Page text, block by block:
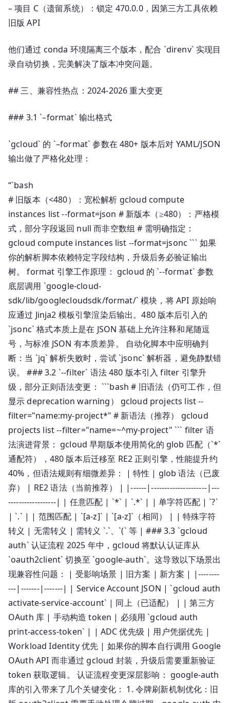
– 项目 C（遗留系统）：锁定 470.0.0，因第三方工具依赖
旧版 API
他们通过 conda 环境隔离三个版本，配合 `direnv` 实现目
录自动切换，完美解决了版本冲突问题。
## 三、兼容性热点：2024-2026 重大变更
### 3.1 `–format` 输出格式
`gcloud` 的 `–format` 参数在 480+ 版本后对 YAML/JSON
输出做了严格化处理：
“`bash
# 旧版本（<480）：宽松解析 gcloud compute
instances list --format=json # 新版本（≥480）：严格模
式，部分字段返回 null 而非空数组 # 需明确指定：
gcloud compute instances list --format=jsonc ``` 如果
你的解析脚本依赖特定字段结构，升级后务必验证输出
树。 format 引擎工作原理： gcloud 的 `--format` 参数
底层调用 `google-cloud-
sdk/lib/googlecloudsdk/format/` 模块，将 API 原始响
应通过 Jinja2 模板引擎渲染后输出。480 版本后引入的
`jsonc` 格式本质上是在 JSON 基础上允许注释和尾随逗
号，与标准 JSON 有本质差异。 自动化脚本中应明确判
断：当 `jq` 解析失败时，尝试 `jsonc` 解析器，避免静默错
误。 ### 3.2 `--filter` 语法 480 版本引入 filter 引擎升
级，部分正则语法变更： ```bash # 旧语法（仍可工作，但
显示 deprecation warning） gcloud projects list --
filter="name:my-project*" # 新语法（推荐） gcloud
projects list --filter="name=~^my-project" ``` filter 语
法演进背景： gcloud 早期版本使用简化的 glob 匹配（`*`
通配符），480 版本后迁移至 RE2 正则引擎，性能提升约
40%，但语法规则有细微差异： | 特性 | glob 语法（已废
弃） | RE2 语法（当前推荐） | |------|---------------------|---
------------------| | 任意匹配 | `*` | `.*` | | 单字符匹配 | `?`
| `.` | | 范围匹配 | `[a-z]` | `[a-z]`（相同） | | 特殊字符
转义 | 无需转义 | 需转义 `.`、`(` 等 | ### 3.3 `gcloud
auth` 认证流程 2025 年中，gcloud 将默认认证库从
`oauth2client` 切换至 `google-auth`。这导致以下场景出
现兼容性问题： | 受影响场景 | 旧方案 | 新方案 | |--------
---|-------|-------| | Service Account JSON | `gcloud auth
activate-service-account` | 同上（已适配） | | 第三方
OAuth 库 | 手动构造 token | 必须用 `gcloud auth
print-access-token` | | ADC 优先级 | 用户凭据优先 |
Workload Identity 优先 | 如果你的脚本自行调用 Google
OAuth API 而非通过 gcloud 封装，升级后需要重新验证
token 获取逻辑。 认证流程变更深层影响： google-auth
库的引入带来了几个关键变化： 1. 令牌刷新机制优化：旧